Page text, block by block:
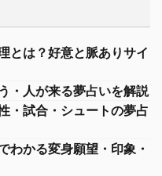
とは？好意と脈ありサイ
・人が来る夢占いを解説
・試合・シュートの夢占
わかる変身願望・印象・